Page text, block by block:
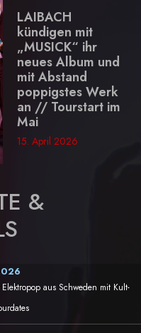
LAIBACH
kündigen mit
„MUSICK“ ihr
neues Album und
mit Abstand
poppigstes Werk
an // Tourstart im
Mai
15. April 2026
&
aus Schweden mit Kult-